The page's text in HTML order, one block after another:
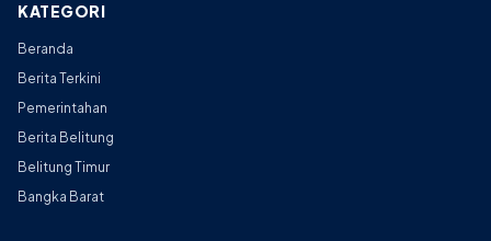
KATEGORI
Beranda
Berita Terkini
Pemerintahan
Berita Belitung
Belitung Timur
Bangka Barat